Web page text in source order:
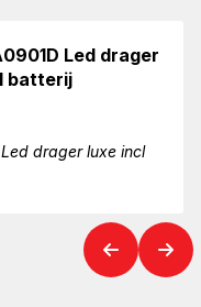
Led drager
batterij
drager luxe incl